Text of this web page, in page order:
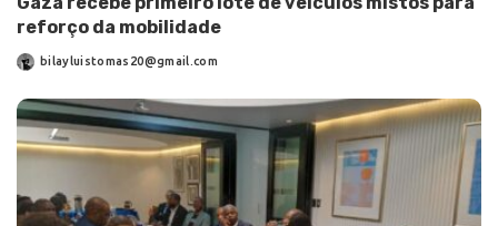
reforço da mobilidade
bilayluistomas20@gmail.com